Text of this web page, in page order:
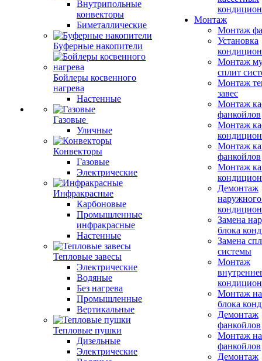
Внутрипольные
конвекторы
Биметаллические
Буферные накопители
Бойлеры косвенного
нагрева
Настенные
Газовые
Уличные
Конвекторы
Газовые
Электрические
Инфракрасные
Карбоновые
Промышленные
инфракрасные
Настенные
Тепловые завесы
Электрические
Водяные
Без нагрева
Промышленные
Вертикальные
Тепловые пушки
Дизельные
Электрические
Монтаж
Монтаж
Установка
Монтаж
сплит
Монтаж
завес
Монтаж
фанкойлов
Монтаж
Монтаж
фанкойлов
Монтаж
Демонтаж
Замена
блока
Замена
системы
Монтаж
Монтаж
блока
Демонтаж
фанкойлов
Монтаж
фанкойлов
Демонтаж